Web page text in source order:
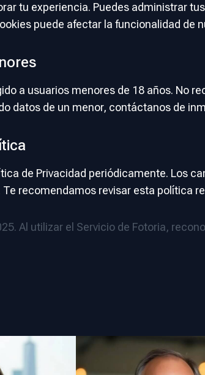
tu experiencia. Puedes administrar
puede afectar la funcionalidad de
a usuarios menores de 18 años. No
datos de un menor, contáctanos de
de Privacidad periódicamente. Los
recomendamos revisar esta política
Al utilizar el Servicio de Fotoria,